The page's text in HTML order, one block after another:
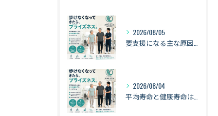
2026/08/05
2026/08/04